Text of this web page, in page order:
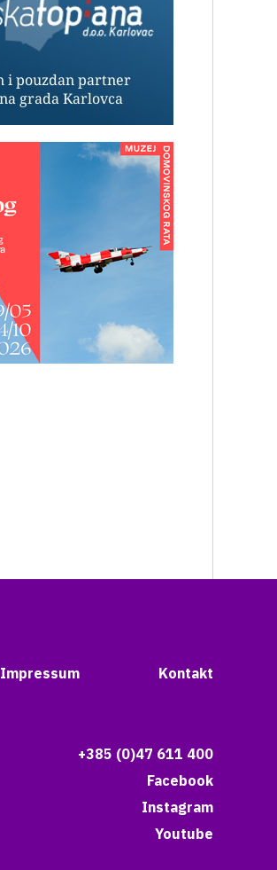
Impressum Kontakt
+385 (0)47 611 400
Facebook
Instagram
Youtube